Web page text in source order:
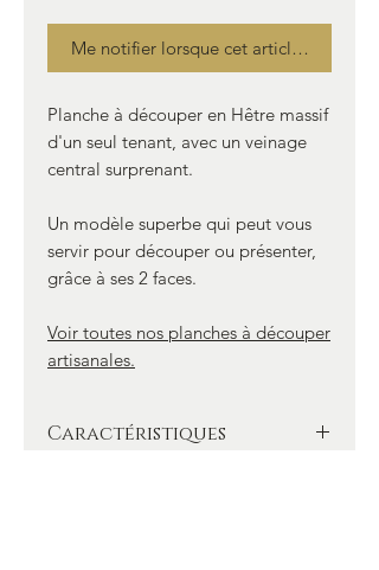
Me notifier lorsque cet article est
Planche à découper en Hêtre massif
d'un seul tenant, avec un veinage
central surprenant.
Un modèle superbe qui peut vous
servir pour découper ou présenter,
grâce à ses 2 faces.
Voir toutes nos planches à découper
artisanales.
Caractéristiques